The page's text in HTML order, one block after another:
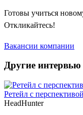
Готовы учиться
Откликайтесь!
Вакансии компании
Другие
Ретейл с
HeadHunter